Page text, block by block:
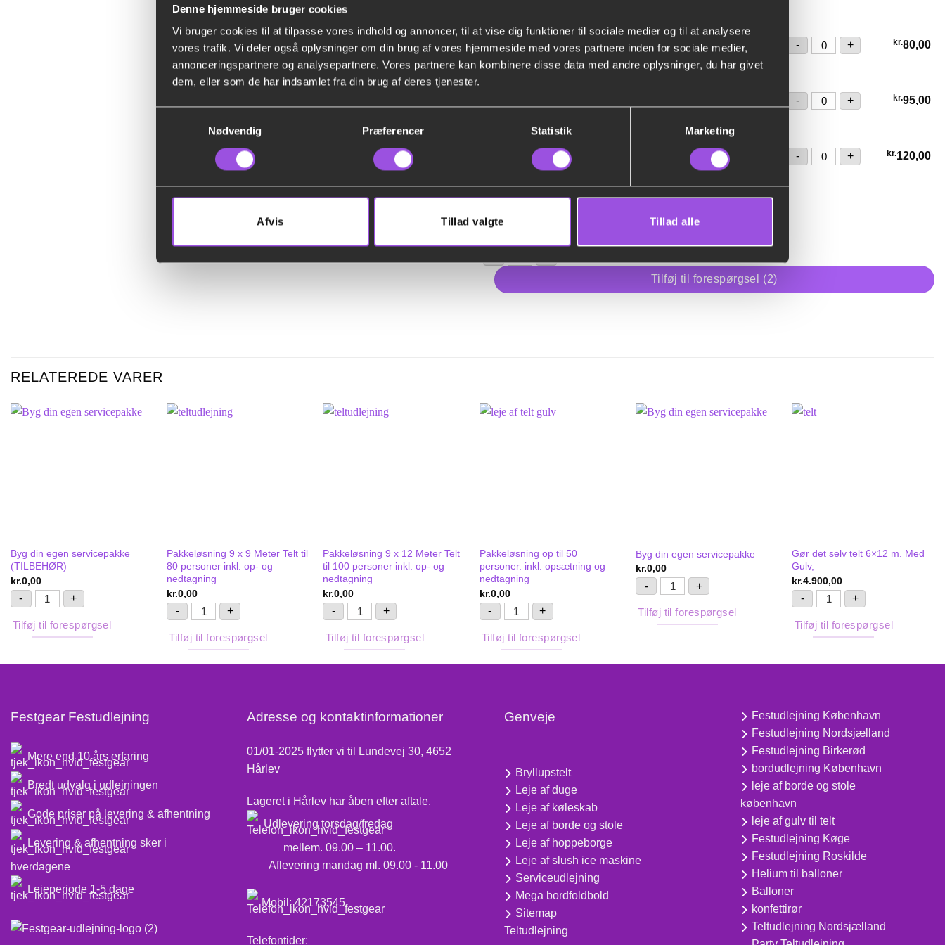
Denne hjemmeside bruger cookies
Vi bruger cookies til at tilpasse vores indhold og annoncer, til at vise dig funktioner til sociale medier og til at analysere
vores trafik. Vi deler også oplysninger om din brug af vores hjemmeside med vores partnere inden for sociale medier,
annonceringspartnere og analysepartnere. Vores partnere kan kombinere disse data med andre oplysninger, du har givet
dem, eller som de har indsamlet fra din brug af deres tjenester.
Nødvendig
Præferencer Statistik Marketing
Afvis Tillad valgte Tillad alle
cm
i
plast
220
cm)
Dug, Hvid 140 x 220 cm. (Til bord 80x180
cm)
- Dug, Hvid 140 x 220 cm.
+ kr.80,00
personer)
- Rundt bord Ø160 (8
+ kr.95,00
Kvadratisk
Hvid
206x206
cm.
bord
Ø160
cm)
Kvadratisk Dug, Hvid 206x206 cm. (Til bord
Ø160 cm)
- Kvadratisk Dug, Hvid
+ kr.120,00
Merpriskr.1.890,00 kr.0,00
Pris totalt
Tilføj til forespørgsel
2
RELATEREDE VARER
Byg din egen servicepakke
(TILBEHØR)
kr.0,00
Tilføj til forespørgsel
- Byg din egen servicepakke (TILBEHØR) antal
+
Pakkeløsning 9 x 9 Meter Telt til
80 personer inkl. op- og
nedtagning
kr.0,00
Tilføj til forespørgsel
- Pakkeløsning 9 x 9 Meter Telt til 80 personer inkl. op- og nedtagning antal
+
Pakkeløsning 9 x 12 Meter Telt
til 100 personer inkl. op- og
nedtagning
kr.0,00
Tilføj til forespørgsel
- Pakkeløsning 9 x 12 Meter Telt til 100 personer inkl. op- og nedtagning antal
+
Pakkeløsning op til 50
personer. inkl. opsætning og
nedtagning
kr.0,00
Tilføj til forespørgsel
- Pakkeløsning op til 50 personer. inkl. opsætning og nedtagning antal
+
Byg din egen servicepakke
kr.0,00
Tilføj til forespørgsel
- Byg din egen servicepakke antal
+
Gør det selv telt 6×12 m. Med
Gulv,
kr.4.900,00
Tilføj til forespørgsel
- Gør det selv telt 6x12 m.
+
Festgear Festudlejning
Mere end 10 års erfaring
Bredt udvalg i udlejningen
Gode priser på levering & afhentning
Levering & afhentning sker i
hverdagene
Lejeperiode 1-5 dage
Adresse og kontaktinformationer
01/01-2025 flytter vi til Lundevej 30, 4652
Hårlev
Lageret i Hårlev har åben efter aftale.
Udlevering torsdag/fredag
mellem. 09.00 – 11.00.
Aflevering mandag ml. 09.00 - 11.00
Mobil:42173545
Telefontider:
Genveje
Bryllupstelt
Leje af duge
Leje af køleskab
Leje af borde og stole
Leje af hoppeborge
Leje af slush ice maskine
Serviceudlejning
Mega bordfoldbold
Sitemap
Teltudlejning
Festudlejning København
Festudlejning Nordsjælland
Festudlejning Birkerød
bordudlejning København
leje af borde og stole
københavn
leje af gulv til telt
Festudlejning Køge
Festudlejning Roskilde
Helium til balloner
Balloner
konfettirør
Teltudlejning Nordsjælland